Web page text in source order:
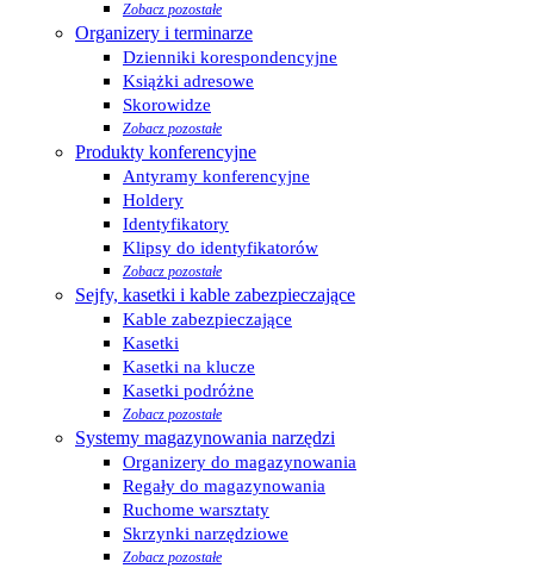
Zobacz pozostałe
Organizery i terminarze
Dzienniki korespondencyjne
Książki adresowe
Skorowidze
Zobacz pozostałe
Produkty konferencyjne
Antyramy konferencyjne
Holdery
Identyfikatory
Klipsy do identyfikatorów
Zobacz pozostałe
Sejfy, kasetki i kable zabezpieczające
Kable zabezpieczające
Kasetki
Kasetki na klucze
Kasetki podróżne
Zobacz pozostałe
Systemy magazynowania narzędzi
Organizery do magazynowania
Regały do magazynowania
Ruchome warsztaty
Skrzynki narzędziowe
Zobacz pozostałe